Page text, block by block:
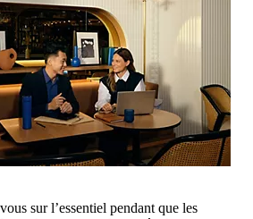
sur l’essentiel pendant que les